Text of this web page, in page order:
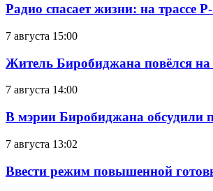
Радио спасает жизни: на трассе
7 августа 15:00
Житель Биробиджана повёлся
7 августа 14:00
В мэрии Биробиджана обсудили
7 августа 13:02
Ввести режим повышенной